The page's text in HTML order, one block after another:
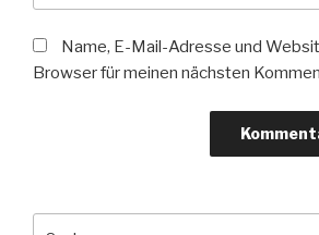
Name, E-Mail-Adresse und
Browser für meinen nächsten